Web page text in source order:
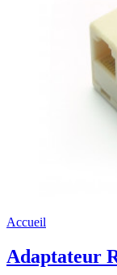
Accueil
Adaptateur